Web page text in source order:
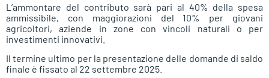
L’ammontare del contributo sarà pari al 40% della spesa
ammissibile, con maggiorazioni del 10% per giovani
agricoltori, aziende in zone con vincoli naturali o per
investimenti innovativi.
Il termine ultimo per la presentazione delle domande di saldo
finale è fissato al 22 settembre 2025.